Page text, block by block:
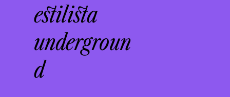
estilista
undergroun
d